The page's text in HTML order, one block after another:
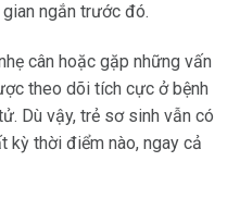
ngắn trước đó.
cân hoặc gặp những vấn
theo dõi tích cực ở bệnh
Dù vậy, trẻ sơ sinh vẫn có
kỳ thời điểm nào, ngay cả